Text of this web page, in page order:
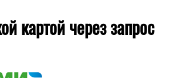
картой через запрос